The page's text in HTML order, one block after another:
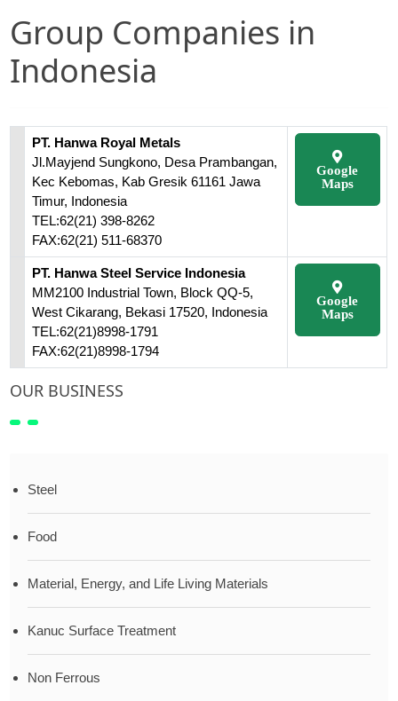
Group Companies in
Indonesia
PT. Hanwa Royal Metals
Jl.Mayjend Sungkono, Desa Prambangan,
Kec Kebomas, Kab Gresik 61161 Jawa
Timur, Indonesia
TEL:62(21) 398-8262
FAX:62(21) 511-68370
Google
Maps
PT. Hanwa Steel Service Indonesia
MM2100 Industrial Town, Block QQ-5,
West Cikarang, Bekasi 17520, Indonesia
TEL:62(21)8998-1791
FAX:62(21)8998-1794
Google
Maps
OUR BUSINESS
Steel
Food
Material, Energy, and Life Living Materials
Kanuc Surface Treatment
Non Ferrous